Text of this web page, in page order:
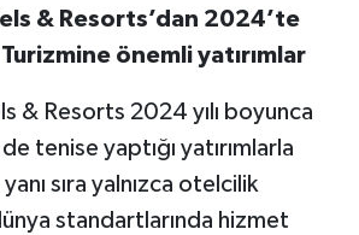
& Resorts’dan 2024’te
önemli yatırımlar
& Resorts 2024 yılı boyunca
tenise yaptığı yatırımlarla
sıra yalnızca otelcilik
standartlarında hizmet